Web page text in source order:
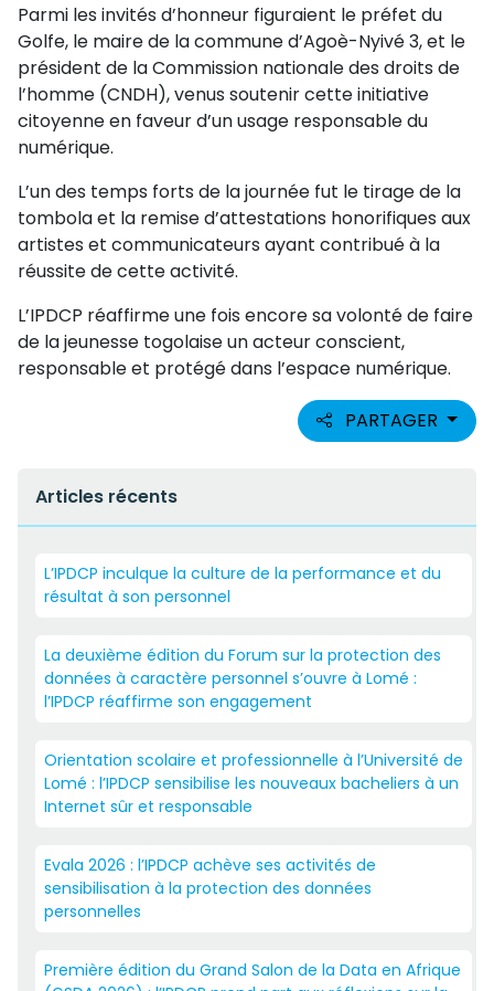
Parmi les invités d’honneur figuraient le préfet du
Golfe, le maire de la commune d’Agoè-Nyivé 3, et le
président de la Commission nationale des droits de
l’homme (CNDH), venus soutenir cette initiative
citoyenne en faveur d’un usage responsable du
numérique.
L’un des temps forts de la journée fut le tirage de la
tombola et la remise d’attestations honorifiques aux
artistes et communicateurs ayant contribué à la
réussite de cette activité.
L’IPDCP réaffirme une fois encore sa volonté de faire
de la jeunesse togolaise un acteur conscient,
responsable et protégé dans l’espace numérique.
PARTAGER
Articles récents
L’IPDCP inculque la culture de la performance et du
résultat à son personnel
La deuxième édition du Forum sur la protection des
données à caractère personnel s’ouvre à Lomé :
l’IPDCP réaffirme son engagement
Orientation scolaire et professionnelle à l’Université de
Lomé : l’IPDCP sensibilise les nouveaux bacheliers à un
Internet sûr et responsable
Evala 2026 : l’IPDCP achève ses activités de
sensibilisation à la protection des données
personnelles
Première édition du Grand Salon de la Data en Afrique